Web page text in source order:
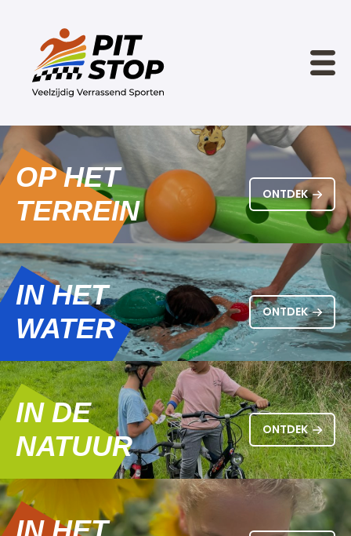
OP HET
TERREIN
ONTDEK
IN HET
WATER
ONTDEK
IN DE
NATUUR
ONTDEK